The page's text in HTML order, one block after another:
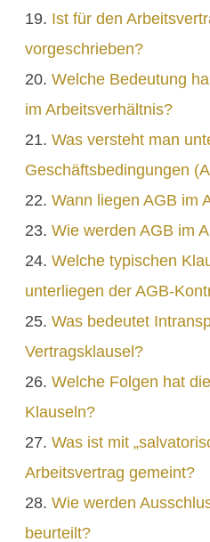
Ist für den
vorgeschrieben?
Welche Bedeutung
im Arbeitsverhältnis?
Was versteht man
Geschäftsbedingungen
Wann liegen AGB im
Wie werden AGB im
Welche typischen
unterliegen der AGB-
Was bedeutet
Vertragsklausel?
Welche Folgen hat
Klauseln?
Was ist mit
Arbeitsvertrag gemeint?
Wie werden
beurteilt?